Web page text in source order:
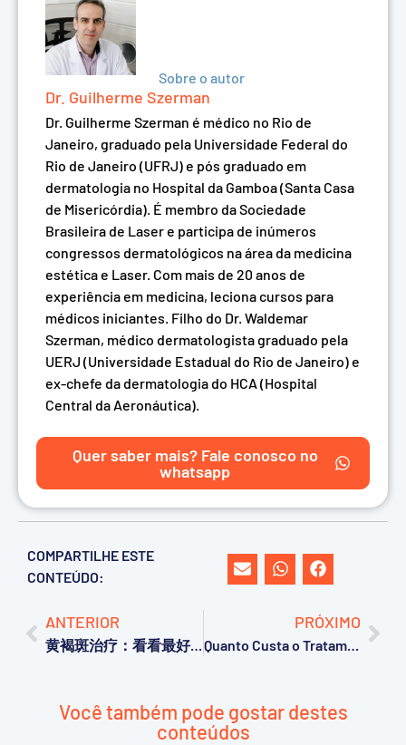
Sobre o autor
Dr. Guilherme Szerman
Dr. Guilherme Szerman é médico no Rio de
Janeiro, graduado pela Universidade Federal do
Rio de Janeiro (UFRJ) e pós graduado em
dermatologia no Hospital da Gamboa (Santa Casa
de Misericórdia). É membro da Sociedade
Brasileira de Laser e participa de inúmeros
congressos dermatológicos na área da medicina
estética e Laser. Com mais de 20 anos de
experiência em medicina, leciona cursos para
médicos iniciantes. Filho do Dr. Waldemar
Szerman, médico dermatologista graduado pela
UERJ (Universidade Estadual do Rio de Janeiro) e
ex-chefe da dermatologia do HCA (Hospital
Central da Aeronáutica).
Quer saber mais? Fale conosco no
whatsapp
COMPARTILHE ESTE
CONTEÚDO:
ANTERIOR
黄褐斑治疗：看看最好的方法！
PRÓXIMO
Quanto Custa o Tratamento para Acne?
Você também pode gostar destes
conteúdos